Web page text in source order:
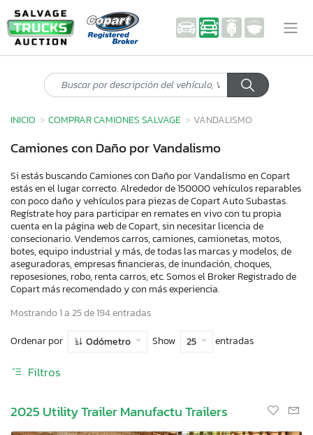
INICIO COMPRAR CAMIONES SALVAGE VANDALISMO
Camiones con Daño por Vandalismo
Si estás buscando Camiones con Daño por Vandalismo en Copart
estás en el lugar correcto. Alrededor de 150000 vehículos reparables
con poco daño y vehículos para piezas de Copart Auto Subastas.
Regístrate hoy para participar en remates en vivo con tu propia
cuenta en la página web de Copart, sin necesitar licencia de
consecionario. Vendemos carros, camiones, camionetas, motos,
botes, equipo industrial y más, de todas las marcas y modelos, de
aseguradoras, empresas financieras, de inundación, choques,
reposesiones, robo, renta carros, etc. Somos el Broker Registrado de
Copart más recomendado y con más experiencia.
Mostrando 1 a 25 de 194 entradas
Ordenar por
Odómetro Show 25 entradas
Filtros
2025 Utility Trailer Manufactu Trailers